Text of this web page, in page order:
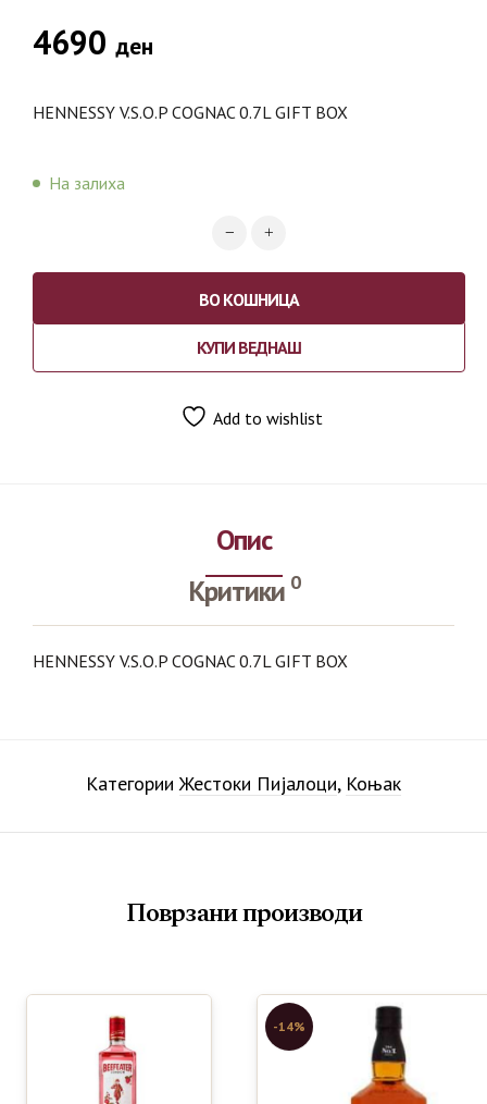
4690 ден
HENNESSY V.S.O.P COGNAC 0.7L GIFT BOX
На залиха
ВО КОШНИЦА
КУПИ ВЕДНАШ
Add to wishlist
Опис
Критики 0
HENNESSY V.S.O.P COGNAC 0.7L GIFT BOX
Категории Жестоки Пијалоци, Коњак
Поврзани производи
-14%